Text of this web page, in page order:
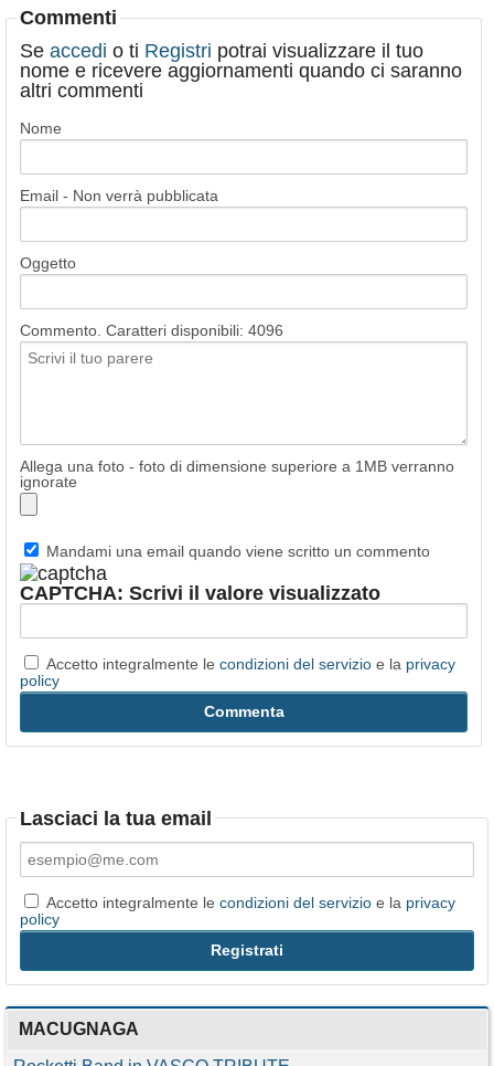
Commenti
Se accedi o ti Registri potrai visualizzare il tuo
nome e ricevere aggiornamenti quando ci saranno
altri commenti
Nome
Email - Non verrà pubblicata
Oggetto
Commento. Caratteri disponibili: 4096
Allega una foto - foto di dimensione superiore a 1MB verranno
ignorate
Mandami una email quando viene scritto un commento
CAPTCHA: Scrivi il valore visualizzato
Accetto integralmente le condizioni del servizio e la privacy
policy
Lasciaci la tua email
Accetto integralmente le condizioni del servizio e la privacy
policy
MACUGNAGA